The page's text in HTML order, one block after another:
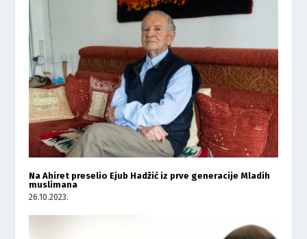
Na Ahiret preselio Ejub Hadžić iz prve generacije Mladih
muslimana
26.10.2023.